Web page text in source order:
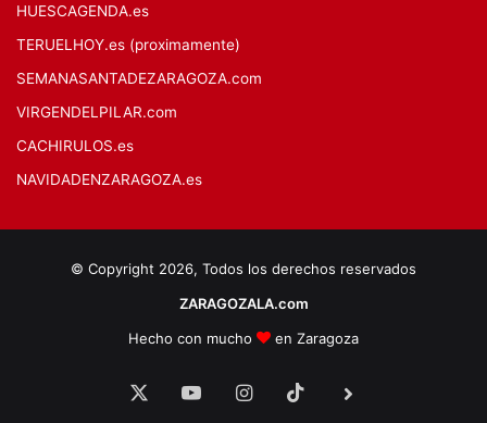
HUESCAGENDA.es
TERUELHOY.es (proximamente)
SEMANASANTADEZARAGOZA.com
VIRGENDELPILAR.com
CACHIRULOS.es
NAVIDADENZARAGOZA.es
© Copyright 2026, Todos los derechos reservados
ZARAGOZALA.com
Hecho con mucho
en Zaragoza
YouTubeInstagram
TikTok